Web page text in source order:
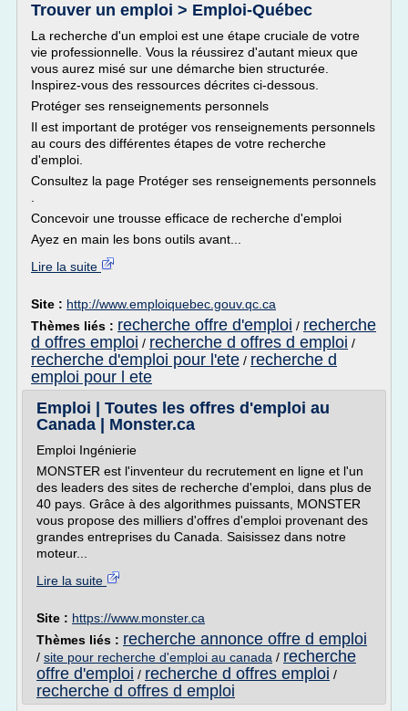
Trouver un emploi > Emploi-Québec
La recherche d'un emploi est une étape cruciale de votre
vie professionnelle. Vous la réussirez d'autant mieux que
vous aurez misé sur une démarche bien structurée.
Inspirez-vous des ressources décrites ci-dessous.
Protéger ses renseignements personnels
Il est important de protéger vos renseignements personnels
au cours des différentes étapes de votre recherche
d'emploi.
Consultez la page Protéger ses renseignements personnels
Concevoir une trousse efficace de recherche d'emploi
Ayez en main les bons outils avant...
Lire la suite
Site : http://www.emploiquebec.gouv.qc.ca
Thèmes liés : recherche offre d'emploi / recherche
d offres emploi / recherche d offres d emploi /
recherche d'emploi pour l'ete / recherche d
emploi pour l ete
Emploi | Toutes les offres d'emploi au
Canada | Monster.ca
Emploi Ingénierie
MONSTER est l'inventeur du recrutement en ligne et l'un
des leaders des sites de recherche d'emploi, dans plus de
40 pays. Grâce à des algorithmes puissants, MONSTER
vous propose des milliers d'offres d'emploi provenant des
grandes entreprises du Canada. Saisissez dans notre
moteur...
Lire la suite
Site : https://www.monster.ca
Thèmes liés : recherche annonce offre d emploi
/ site pour recherche d'emploi au canada / recherche
offre d'emploi / recherche d offres emploi /
recherche d offres d emploi